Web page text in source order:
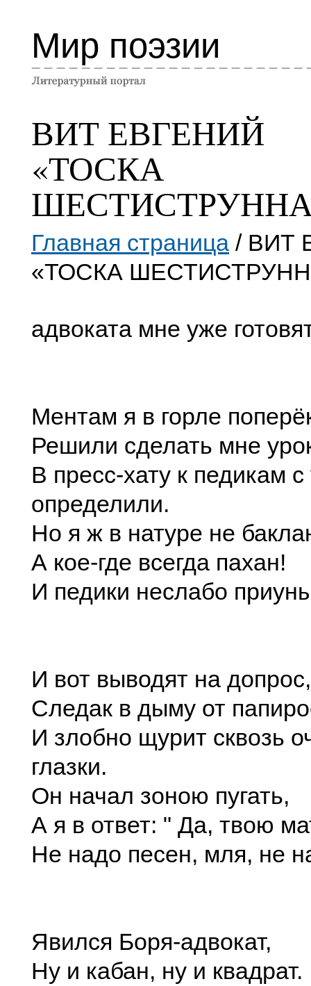
Мир поэзии
ВИТ ЕВГЕНИЙ
«ТОСКА
Главная страница / ВИТ
«ТОСКА
адвоката мне уже
Ментам я в горле
Решили сделать мне
В пресс-хату к педикам с
определили.
Но я ж в натуре не
А кое-где всегда пахан!
И педики неслабо
И вот выводят на допрос,
Следак в дыму от
И злобно щурит сквозь
глазки.
Он начал зоною пугать,
А я в ответ: " Да, твою
Не надо песен, мля, не
Явился Боря-адвокат,
Ну и кабан, ну и квадрат.